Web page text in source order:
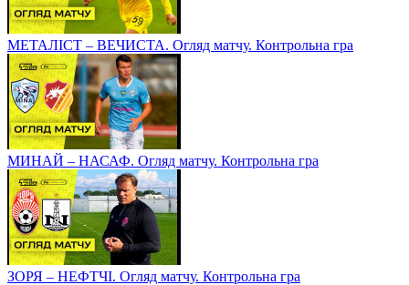
МЕТАЛІСТ – ВЕЧИСТА. Огляд матчу. Контрольна гра
МИНАЙ – НАСАФ. Огляд матчу. Контрольна гра
ЗОРЯ – НЕФТЧІ. Огляд матчу. Контрольна гра